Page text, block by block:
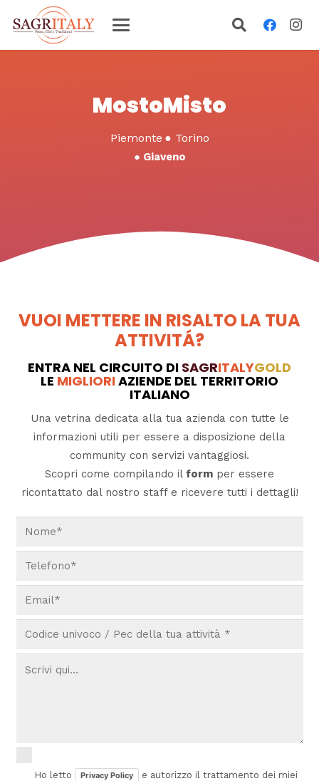
MostoMisto
Piemonte ● Torino
● Giaveno
VUOI METTERE IN RISALTO LA TUA
ATTIVITÁ?
ENTRA NEL CIRCUITO DI SAGRITALYGOLD
LE MIGLIORIAZIENDE DEL TERRITORIO
ITALIANO
Una vetrina dedicata alla tua azienda con tutte le
informazioni utili per essere a disposizione della
community con servizi vantaggiosi.
Scopri come compilando il form per essere
ricontattato dal nostro staff e ricevere tutti i dettagli!
Ho letto Privacy Policy
e autorizzo il trattamento dei miei